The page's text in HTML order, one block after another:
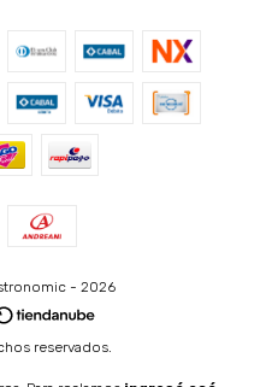
- 2026
reservados.